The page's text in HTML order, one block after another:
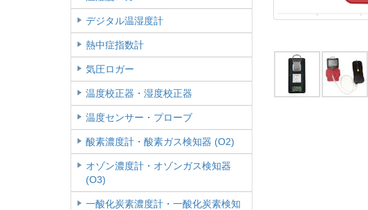
デジタル温湿度計
熱中症指数計
気圧ロガー
温度校正器・湿度校正器
温度センサー・プローブ
酸素濃度計・酸素ガス検知器 (O2)
オゾン濃度計・オゾンガス検知器
(O3)
一酸化炭素濃度計・一酸化炭素検知